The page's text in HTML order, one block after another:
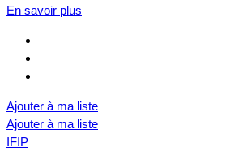
En savoir plus
Ajouter à ma liste
Ajouter à ma liste
IFIP